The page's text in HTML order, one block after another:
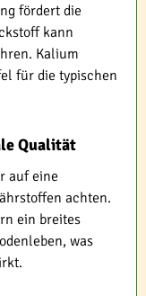
fördert die
kann
Kalium
für die typischen
Qualität
auf eine
achten.
ein breites
was